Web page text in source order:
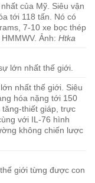
của Mỹ. Siêu vận
tới 118 tấn. Nó có
7-10 xe bọc thép
Ảnh: Htka
nhất thế giới. Siêu
hóa nặng tới 150
thiết giáp, trực
với IL-76 hình
không chiến lược